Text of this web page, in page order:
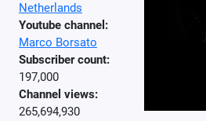
Netherlands
Youtube channel:
Marco Borsato
Subscriber count:
197,000
Channel views:
265,694,930